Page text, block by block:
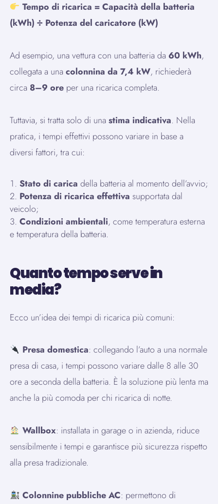
Tempo di ricarica = Capacità della batteria
(kWh) ÷ Potenza del caricatore (kW)
Ad esempio, una vettura con una batteria da 60 kWh,
collegata a unacolonnina da 7,4 kW, richiederà
circa 8–9 ore per una ricarica completa.
Tuttavia, si tratta solo di unastima indicativa. Nella
pratica, i tempi effettivi possono variare in base a
diversi fattori, tra cui:
Stato di carica della batteria al momento dell’avvio;
Potenza di ricarica effettiva supportata dal
veicolo;
Condizioni ambientali, come temperatura esterna
e temperatura della batteria.
Quanto tempo serve in
media?
Ecco un’idea dei tempi di ricarica più comuni:
Presa domestica: collegando l’auto a una normale
presa di casa, i tempi possono variare dalle 8 alle 30
ore a seconda della batteria. È la soluzione più lenta ma
anche la più comoda per chi ricarica di notte.
Wallbox: installata in garage o in azienda, riduce
sensibilmente i tempi e garantisce più sicurezza rispetto
alla presa tradizionale.
Colonnine pubbliche AC: permettono di